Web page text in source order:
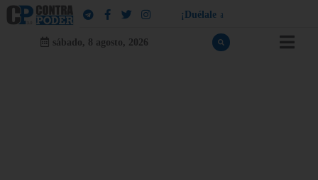
¡ Dué a e a
sábado, 8 agosto, 2026